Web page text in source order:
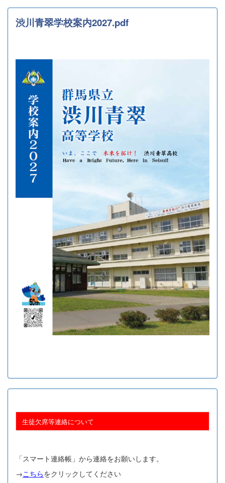
渋川青翠学校案内2027.pdf
生徒欠席等連絡について
「スマート連絡帳」から連絡をお願いします。
→こちらをクリックしてください